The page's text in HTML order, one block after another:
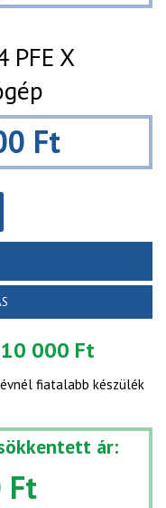
PFE X
Ft
10 000 Ft
fiatalabb készülék
ár:
Ft